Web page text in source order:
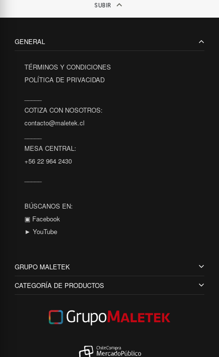
SUBIR keyboard_arrow_up
GENERAL
TÉRMINOS Y CONDICIONES
POLÍTICA DE PRIVACIDAD
COTIZA CON NOSOTROS:
contacto@maletek.cl
MESA CENTRAL:
+56 22 964 2430
BÚSCANOS EN:
▣ Facebook
► YouTube
GRUPO MALETEK
CATEGORÍA DE PRODUCTOS